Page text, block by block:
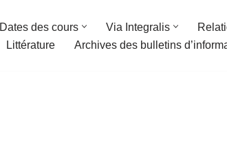
Dates des cours Via Integralis
Littérature Archives des bulletins